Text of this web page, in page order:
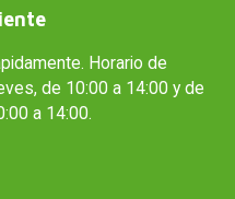
Horario de
de 10:00 a 14:00 y de
a 14:00.